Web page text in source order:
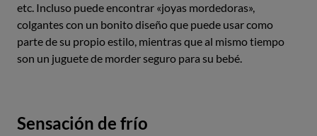
etc. Incluso puede encontrar «joyas mordedoras»,
colgantes con un bonito diseño que puede usar como
parte de su propio estilo, mientras que al mismo tiempo
son un juguete de morder seguro para su bebé.
Sensación de frío